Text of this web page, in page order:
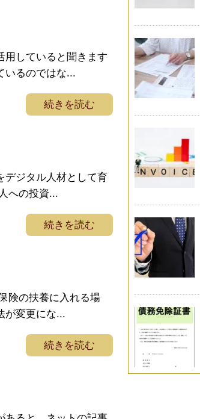
用していると聞きます
いるのではな...
続きを読む
デジタル人材として育
への投資...
続きを読む
険の扶養に入れる場
が変更にな...
続きを読む